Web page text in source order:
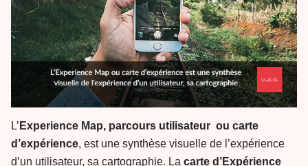
L’ Experience Map, parcours utilisateur ou carte
d’expérience, est une synthèse visuelle de l’expérience
d’un utilisateur, sa cartographie. La carte d’Expérience